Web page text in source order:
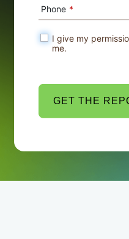
*
Phone
I give my
me.
GET THE